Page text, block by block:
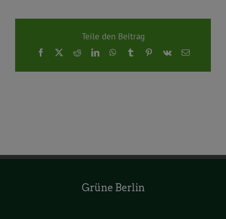
Teile den Beitrag
Facebook
X RedditLinkedInWhatsApp
TumblrPinterest
Vk
E-
Grüne Berlin